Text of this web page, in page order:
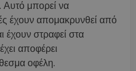
Αυτό μπορεί να
έχουν απομακρυνθεί από
έχουν στραφεί στα
αποφέρει
οφέλη.